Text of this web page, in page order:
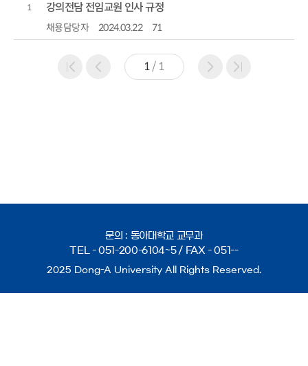
조회수
1 강의전담 전임교원 인사 규정
채용담당자 2024.03.22 71
1/ 1
문의 : 동아대학교 교무과
TEL -051-200-6104~5 / FAX -051--
2025 Dong-A University All Rights Reserved.